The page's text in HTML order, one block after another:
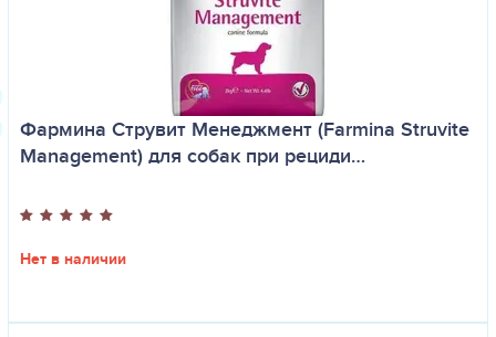
Фармина Струвит Менеджмент (Farmina Struvite
Management) для собак при рециди…
Нет в наличии